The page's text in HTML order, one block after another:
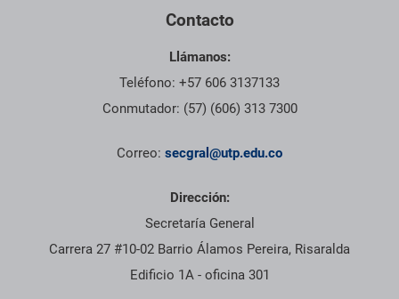
Contacto
Llámanos:
Teléfono: +57 606 3137133
Conmutador: (57) (606) 313 7300
Correo: secgral@utp.edu.co
Dirección:
Secretaría General
Carrera 27 #10-02 Barrio Álamos Pereira, Risaralda
Edificio 1A - oficina 301